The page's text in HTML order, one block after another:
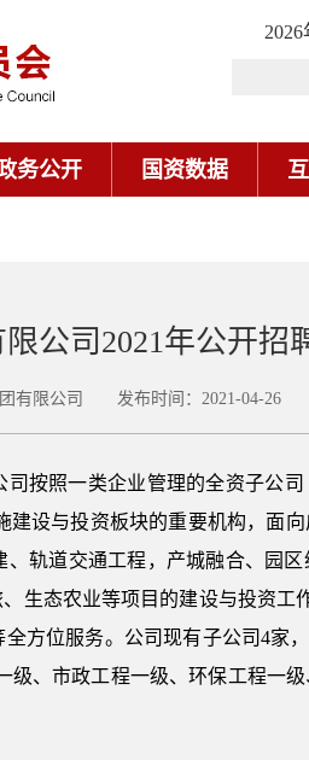
务公开 国资数据
公司2021年公开招
团有限公司 发布时间：2021-04-26
按照一类企业管理的全资子公
设与投资板块的重要机构，面
轨道交通工程，产城融合、园
生态农业等项目的建设与投资工
方位服务。公司现有子公司4家
级、市政工程一级、环保工程一